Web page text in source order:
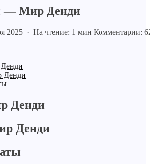
— Мир Денди
2025 · На чтение: 1 мин Комментарии:
Денди
Денди
Денди